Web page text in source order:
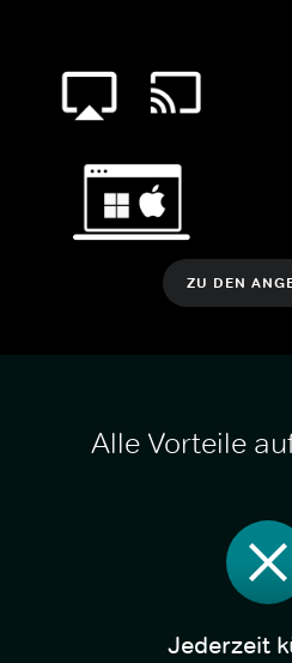
ZU DEN
Alle Vorteile
Jederzeit